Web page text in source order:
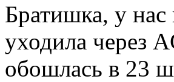
Братишка, у нас
уходила через
обошлась в 23